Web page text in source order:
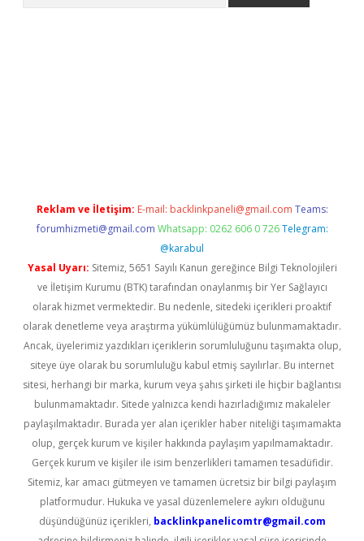
Reklam ve İletişim: E-mail: backlinkpaneli@gmail.com Teams:
forumhizmeti@gmail.com Whatsapp: 0262 606 0 726 Telegram:
@karabul
Yasal Uyarı: Sitemiz, 5651 Sayılı Kanun gereğince Bilgi Teknolojileri
ve İletişim Kurumu (BTK) tarafından onaylanmış bir Yer Sağlayıcı
olarak hizmet vermektedir. Bu nedenle, sitedeki içerikleri proaktif
olarak denetleme veya araştırma yükümlülüğümüz bulunmamaktadır.
Ancak, üyelerimiz yazdıkları içeriklerin sorumluluğunu taşımakta olup,
siteye üye olarak bu sorumluluğu kabul etmiş sayılırlar. Bu internet
sitesi, herhangi bir marka, kurum veya şahıs şirketi ile hiçbir bağlantısı
bulunmamaktadır. Sitede yalnızca kendi hazırladığımız makaleler
paylaşılmaktadır. Burada yer alan içerikler haber niteliği taşımamakta
olup, gerçek kurum ve kişiler hakkında paylaşım yapılmamaktadır.
Gerçek kurum ve kişiler ile isim benzerlikleri tamamen tesadüfidir.
Sitemiz, kar amacı gütmeyen ve tamamen ücretsiz bir bilgi paylaşım
platformudur. Hukuka ve yasal düzenlemelere aykırı olduğunu
düşündüğünüz içerikleri, backlinkpanelicomtr@gmail.com